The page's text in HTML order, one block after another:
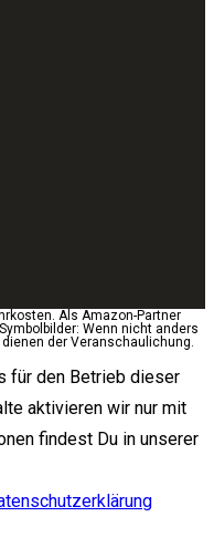
Als Amazon-Partner
Wenn nicht anders
der Veranschaulichung.
für den Betrieb dieser
aktivieren wir nur mit
findest Du in unserer